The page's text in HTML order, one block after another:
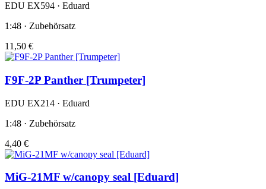
EDU EX594 · Eduard
1:48 · Zubehörsatz
11,50 €
F9F-2P Panther [Trumpeter]
EDU EX214 · Eduard
1:48 · Zubehörsatz
4,40 €
MiG-21MF w/canopy seal [Eduard]